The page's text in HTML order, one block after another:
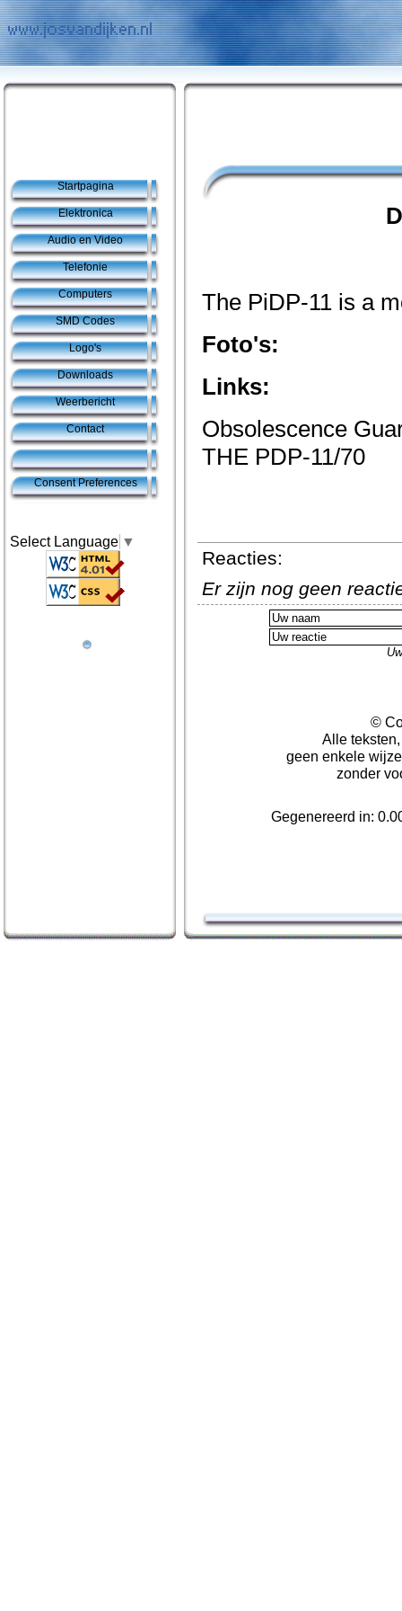
Startpagina
Elektronica
Audio en Video
Telefonie
Computers
SMD Codes
Logo's
Downloads
Weerbericht
Contact
Consent Preferences
Select Language ▼
The PiDP-11 is a
Foto's:
Links:
Obsolescence
THE PDP-11/70
Reacties:
Er zijn nog geen
©
Alle
geen enkele
zonder
Gegenereerd in: